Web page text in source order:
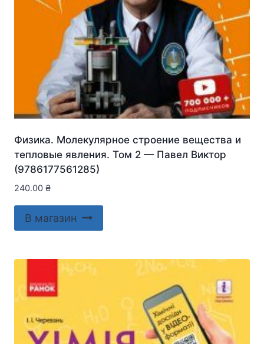
Физика. Молекулярное строение вещества и
тепловые явления. Том 2 — Павел Виктор
(9786177561285)
240.00 ₴
В магазин